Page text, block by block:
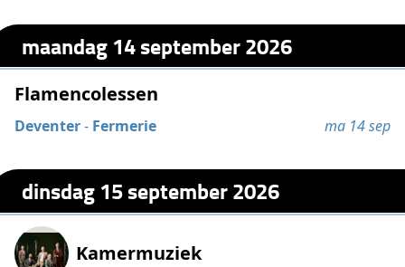
maandag 14 september 2026
Flamencolessen
Deventer- Fermerie ma 14 sep
dinsdag 15 september 2026
Kamermuziek